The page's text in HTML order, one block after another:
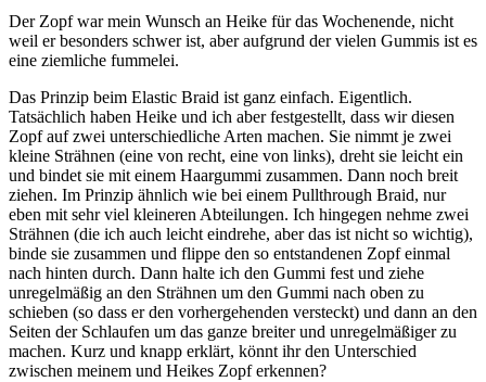
Der Zopf war mein Wunsch an Heike für das Wochenende, nicht
weil er besonders schwer ist, aber aufgrund der vielen Gummis ist es
eine ziemliche fummelei.
Das Prinzip beim Elastic Braid ist ganz einfach. Eigentlich.
Tatsächlich haben Heike und ich aber festgestellt, dass wir diesen
Zopf auf zwei unterschiedliche Arten machen. Sie nimmt je zwei
kleine Strähnen (eine von recht, eine von links), dreht sie leicht ein
und bindet sie mit einem Haargummi zusammen. Dann noch breit
ziehen. Im Prinzip ähnlich wie bei einem Pullthrough Braid, nur
eben mit sehr viel kleineren Abteilungen. Ich hingegen nehme zwei
Strähnen (die ich auch leicht eindrehe, aber das ist nicht so wichtig),
binde sie zusammen und flippe den so entstandenen Zopf einmal
nach hinten durch. Dann halte ich den Gummi fest und ziehe
unregelmäßig an den Strähnen um den Gummi nach oben zu
schieben (so dass er den vorhergehenden versteckt) und dann an den
Seiten der Schlaufen um das ganze breiter und unregelmäßiger zu
machen. Kurz und knapp erklärt, könnt ihr den Unterschied
zwischen meinem und Heikes Zopf erkennen?